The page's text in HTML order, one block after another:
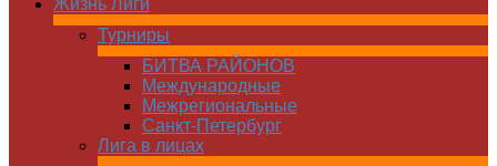
Жизнь Лиги
Турниры
БИТВА РАЙОНОВ
Международные
Межрегиональные
Санкт-Петербург
Лига в лицах